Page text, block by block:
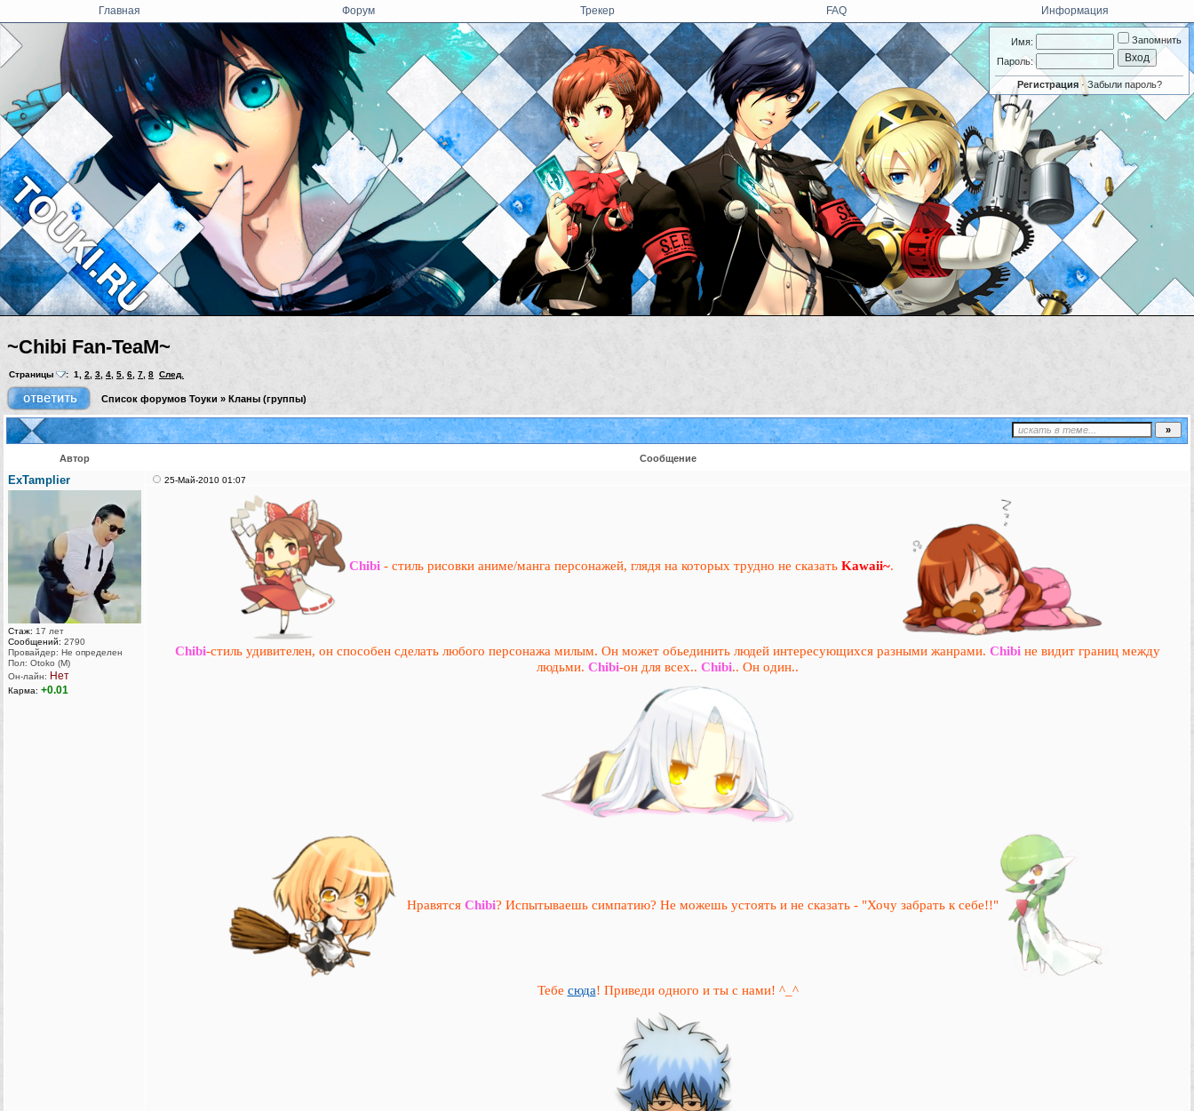
Имя:
Пароль:
Запомнить
Регистрация·Забыли пароль?
Главная Форум Трекер FAQ Информация
~Chibi Fan-TeaM~
Страницы : 1, 2, 3, 4, 5, 6, 7, 8 След.
Список форумов Тоуки » Кланы (группы)
Автор Сообщение
ExTamplier
Стаж: 17 лет
Сообщений: 2790
Провайдер: Не определен
Пол: Otoko (M)
Он-лайн: Нет
Карма: +0.01
25-Май-2010 01:07
Chibi - стиль рисовки аниме/манга персонажей, глядя на которых трудно не сказать Kawaii~.
Chibi-стиль удивителен, он способен сделать любого персонажа милым. Он может обьединить людей интересующихся разными жанрами. Chibi не видит границ между
людьми. Chibi-он для всех.. Chibi.. Он один..
Нравятся Chibi? Испытываешь симпатию? Не можешь устоять и не сказать - "Хочу забрать к себе!!"
Тебе сюда! Приведи одного и ты с нами! ^_^